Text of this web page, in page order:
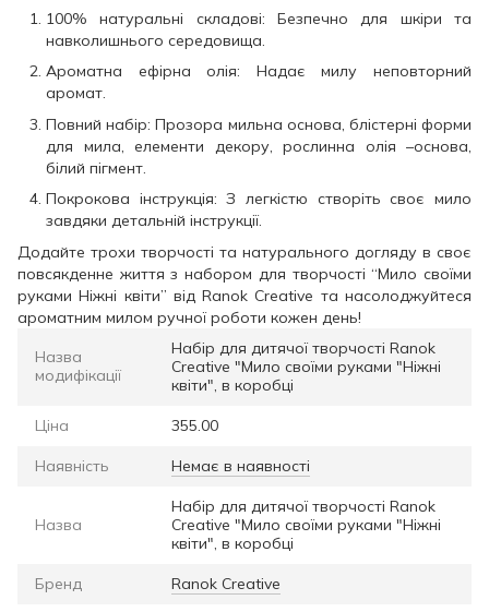
100% натуральні складові: Безпечно для шкіри та
навколишнього середовища.
Ароматна ефірна олія: Надає милу неповторний
аромат.
Повний набір: Прозора мильна основа, блістерні форми
для мила, елементи декору, рослинна олія –основа,
білий пігмент.
Покрокова інструкція: З легкістю створіть своє мило
завдяки детальній інструкції.
Додайте трохи творчості та натурального догляду в своє
повсякденне життя з набором для творчості “Мило своїми
руками Ніжні квіти” від Ranok Creative та насолоджуйтеся
ароматним милом ручної роботи кожен день!
Назва
модифікації
Набір для дитячої творчості Ranok
Creative "Мило своїми руками "Ніжні
квіти", в коробці
Ціна 355.00
Наявність Немає в наявності
Назва
Набір для дитячої творчості Ranok
Creative "Мило своїми руками "Ніжні
квіти", в коробці
Бренд Ranok Creative